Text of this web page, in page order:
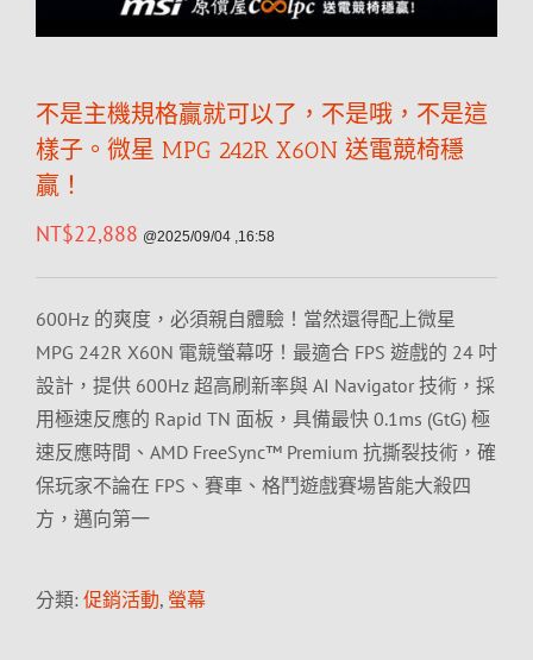
不是主機規格贏就可以了，不是哦，不是這
樣子。微星 MPG 242R X60N 送電競椅穩
贏！
NT$22,888 @2025/09/04 ,16:58
600Hz 的爽度，必須親自體驗！當然還得配上微星
MPG 242R X60N 電競螢幕呀！最適合 FPS 遊戲的 24 吋
設計，提供 600Hz 超高刷新率與 AI Navigator 技術，採
用極速反應的 Rapid TN 面板，具備最快 0.1ms (GtG) 極
速反應時間、AMD FreeSync™ Premium 抗撕裂技術，確
保玩家不論在 FPS、賽車、格鬥遊戲賽場皆能大殺四
方，邁向第一
分類: 促銷活動, 螢幕